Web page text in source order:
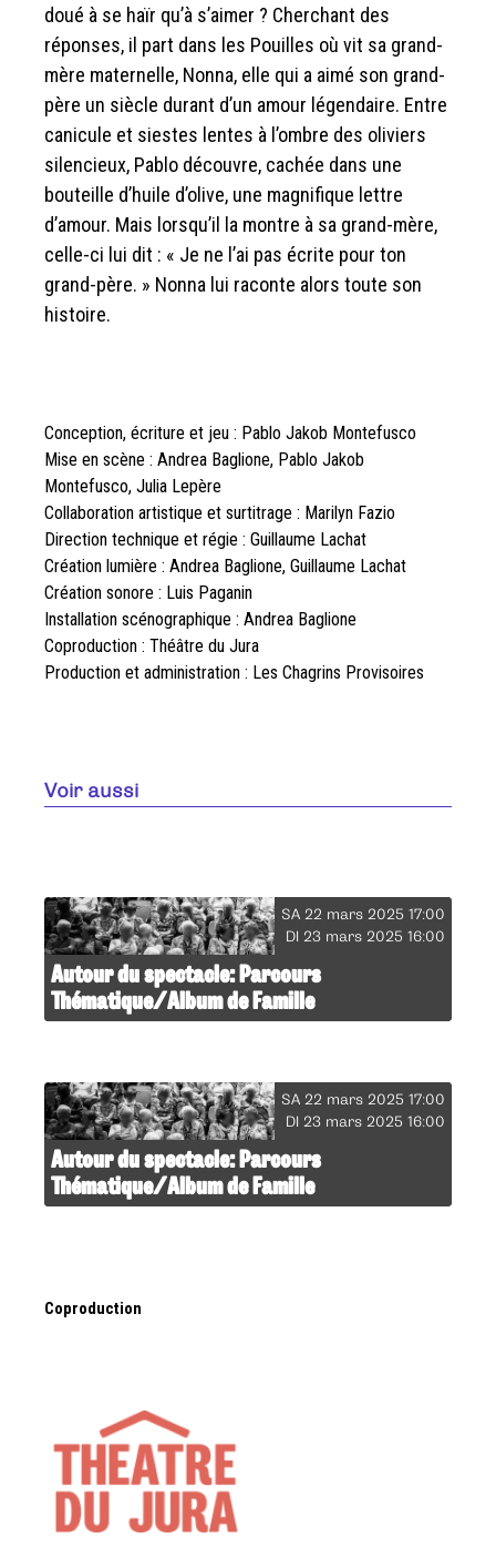
doué à se haïr qu’à s’aimer ? Cherchant des
réponses, il part dans les Pouilles où vit sa grand-
mère maternelle, Nonna, elle qui a aimé son grand-
père un siècle durant d’un amour légendaire. Entre
canicule et siestes lentes à l’ombre des oliviers
silencieux, Pablo découvre, cachée dans une
bouteille d’huile d’olive, une magnifique lettre
d’amour. Mais lorsqu’il la montre à sa grand-mère,
celle-ci lui dit : « Je ne l’ai pas écrite pour ton
grand-père. » Nonna lui raconte alors toute son
histoire.
Conception, écriture et jeu : Pablo Jakob Montefusco
Mise en scène : Andrea Baglione, Pablo Jakob
Montefusco, Julia Lepère
Collaboration artistique et surtitrage : Marilyn Fazio
Direction technique et régie : Guillaume Lachat
Création lumière : Andrea Baglione, Guillaume Lachat
Création sonore : Luis Paganin
Installation scénographique : Andrea Baglione
Coproduction : Théâtre du Jura
Production et administration : Les Chagrins Provisoires
Voir aussi
SA 22 mars 2025 17:00
DI 23 mars 2025 16:00
Autour du spectacle: Parcours
Thématique/Album de Famille
SA 22 mars 2025 17:00
DI 23 mars 2025 16:00
Autour du spectacle: Parcours
Thématique/Album de Famille
Coproduction